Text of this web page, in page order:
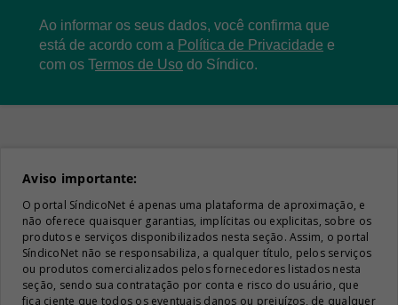
Ao informar os seus dados, você confirma que
está de acordo com a Política de Privacidade e
com os Termos de Uso do Síndico.
Aviso importante:
O portal SíndicoNet é apenas uma plataforma de aproximação, e
não oferece quaisquer garantias, implícitas ou explicitas, sobre os
produtos e serviços disponibilizados nesta seção. Assim, o portal
SíndicoNet não se responsabiliza, a qualquer título, pelos serviços
ou produtos comercializados pelos fornecedores listados nesta
seção, sendo sua contratação por conta e risco do usuário, que
fica ciente que todos os eventuais danos ou prejuízos, de qualquer